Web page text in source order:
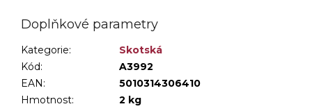
Doplňkové parametry
Kategorie:
Skotská
Kód:
A3992
EAN:
5010314306410
Hmotnost:
2 kg